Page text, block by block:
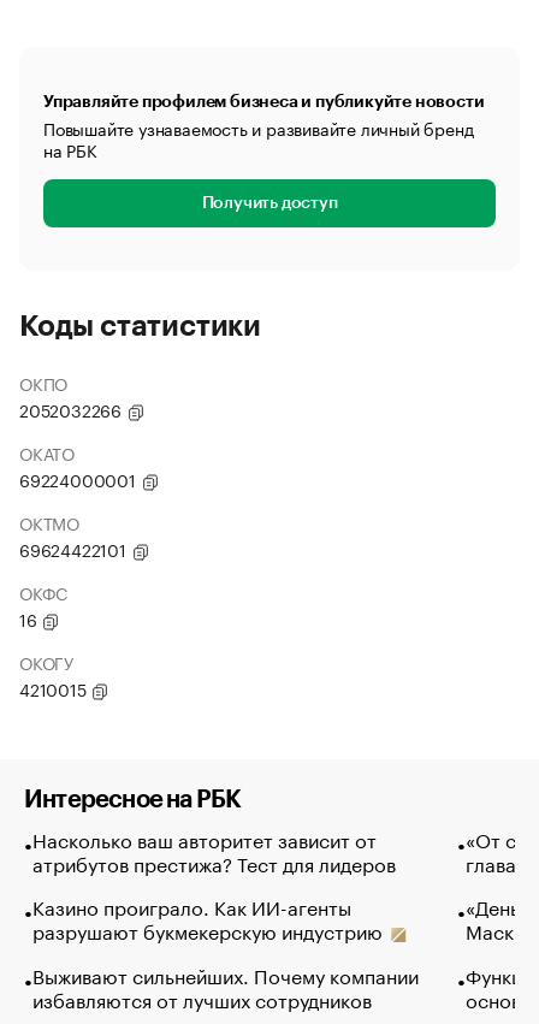
Управляйте профилем бизнеса и публикуйте новости
Повышайте узнаваемость и развивайте личный бренд
на РБК
Получить доступ
Коды статистики
ОКПО
2052032266
ОКАТО
69224000001
ОКТМО
69624422101
ОКФС
16
ОКОГУ
4210015
Интересное на РБК
Насколько ваш авторитет зависит от
атрибутов престижа? Тест для лидеров
Казино проиграло. Как ИИ-агенты
разрушают букмекерскую индустрию
Выживают сильнейших. Почему компании
избавляются от лучших сотрудников
«От
глава
Маск в
основ